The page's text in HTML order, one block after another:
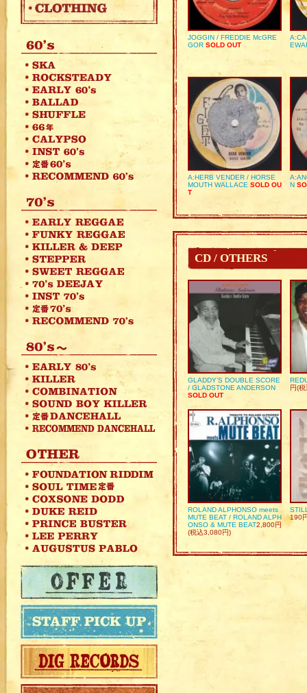
JOGGIN / FREDDIE McGRE
GOR SOLD OUT
A:HERB VENDER / HORSE
MOUTH WALLACE SOLD OU
T
N
CD / OTHERS
GLADDY’S DOUBLE SCORE
/ GLADSTONE ANDERSON
SOLD OUT
円(
ROLAND ALPHONSO meets
MUTE BEAT / ROLAND ALPH
ONSO & MUTE BEAT2,800円
(税込3,080円)
190